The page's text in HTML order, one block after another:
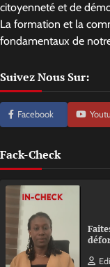
citoyenneté et de
La formation et la
fondamentaux de
Suivez Nous Sur:
Facebook
Fack-Check